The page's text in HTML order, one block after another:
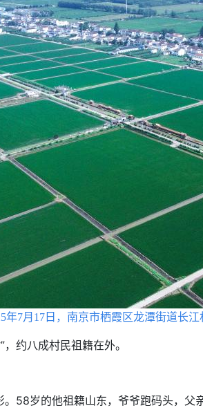
年7月17日，南京市栖霞区龙潭街道长江
约八成村民祖籍在外。
岁的他祖籍山东，爷爷跑码头，父